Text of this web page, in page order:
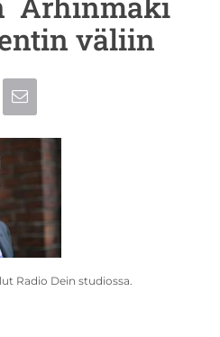
väliin
Radio Dein studiossa.